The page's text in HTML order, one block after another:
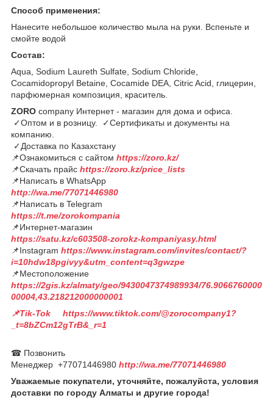
Способ применения:
Нанесите небольшое количество мыла на руки. Вспеньте и
смойте водой
Состав:
Aqua, Sodium Laureth Sulfate, Sodium Chloride,
Cocamidopropyl Betaine, Cocamide DEA, Citric Acid, глицерин,
парфюмерная композиция, краситель.
ZORO company Интернет - магазин для дома и офиса.
✓Оптом и в розницу. ✓Сертификаты и документы на
компанию.
✓Доставка по Казахстану
📌Ознакомиться с сайтом https://zoro.kz/
📌Скачать прайс https://zoro.kz/price_lists
📌Написать в WhatsApp
http://wa.me/77071446980
📌Написать в Telegram
https://t.me/zorokompania
📌Интернет-магазин
https://satu.kz/c603508-zorokz-kompaniyasy.html
📌Instagram https://www.instagram.com/invites/contact/?
i=10hdw18pgivyy&utm_content=q3gwzpe
📌Местоположение
https://2gis.kz/almaty/geo/9430047374989934/76.9066760000
00004,43.218212000000001
📌Tik-Tok https://www.tiktok.com/@zorocompany1?
_t=8bZCm12gTrB&_r=1
☎ Позвонить
Менеджер +77071446980 http://wa.me/77071446980
Уважаемые покупатели, уточняйте, пожалуйста, условия
доставки по городу Алматы и другие города!